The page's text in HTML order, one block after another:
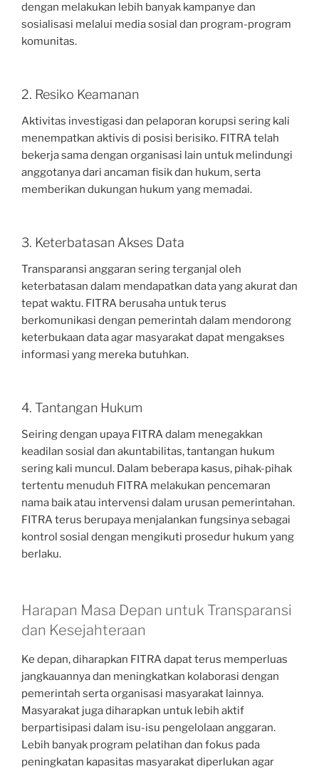
dengan melakukan lebih banyak kampanye dan
sosialisasi melalui media sosial dan program-program
komunitas.
2. Resiko Keamanan
Aktivitas investigasi dan pelaporan korupsi sering kali
menempatkan aktivis di posisi berisiko. FITRA telah
bekerja sama dengan organisasi lain untuk melindungi
anggotanya dari ancaman fisik dan hukum, serta
memberikan dukungan hukum yang memadai.
3. Keterbatasan Akses Data
Transparansi anggaran sering terganjal oleh
keterbatasan dalam mendapatkan data yang akurat dan
tepat waktu. FITRA berusaha untuk terus
berkomunikasi dengan pemerintah dalam mendorong
keterbukaan data agar masyarakat dapat mengakses
informasi yang mereka butuhkan.
4. Tantangan Hukum
Seiring dengan upaya FITRA dalam menegakkan
keadilan sosial dan akuntabilitas, tantangan hukum
sering kali muncul. Dalam beberapa kasus, pihak-pihak
tertentu menuduh FITRA melakukan pencemaran
nama baik atau intervensi dalam urusan pemerintahan.
FITRA terus berupaya menjalankan fungsinya sebagai
kontrol sosial dengan mengikuti prosedur hukum yang
berlaku.
Harapan Masa Depan untuk Transparansi
dan Kesejahteraan
Ke depan, diharapkan FITRA dapat terus memperluas
jangkauannya dan meningkatkan kolaborasi dengan
pemerintah serta organisasi masyarakat lainnya.
Masyarakat juga diharapkan untuk lebih aktif
berpartisipasi dalam isu-isu pengelolaan anggaran.
Lebih banyak program pelatihan dan fokus pada
peningkatan kapasitas masyarakat diperlukan agar